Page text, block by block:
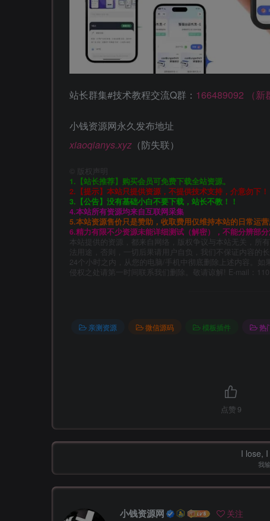
站长群集#技术教程交流Q群： 166489092 （新
小钱资源网永久发布地址
xiaoqianys.xyz （防失联）
版权声明
1.【站长推荐】购买会员可免费下载全站资源。
2.【提示】本站只提供资源，不提供技术支持，介意勿下！
3.【公告】没有基础小白不要下载，站长不教！！
4.本站所有资源均来自互联网采集
5.本站资源售价只是赞助，收取费用仅维持本站的日常运营
6.精力有限不少资源未能详细测试（解密），不能分辨部
本站提供的资源，都来自网络，版权争议与本站无关，
法用途，否则，一切后果请用户自负，我们不保证内容
24个小时之内，从您的电脑/手机中彻底删除上述内容。
侵权之处请第一时间联系我们删除。敬请谅解! E-mail：
亲测资源 微信源码 模板插件 热
点赞 9
I lose,
我
小钱资源网 关注